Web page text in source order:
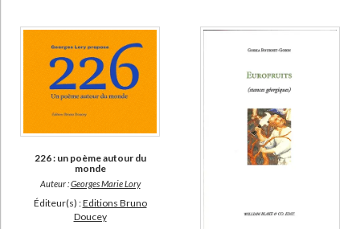
226 : un poème autour du
monde
Auteur :Georges Marie Lory
Éditeur(s) :Editions Bruno
Doucey